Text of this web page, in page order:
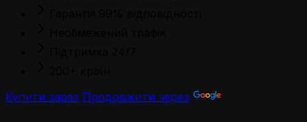
Купити зараз Продовжити через